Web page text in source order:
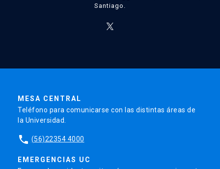
Santiago.
MESA CENTRAL
Teléfono para comunicarse con las distintas áreas de
la Universidad.
phone (56)22354 4000
EMERGENCIAS UC